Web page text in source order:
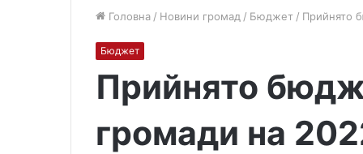
Головна / Новини громад / Бюджет / Прийнято
Бюджет
Прийнято
громади на